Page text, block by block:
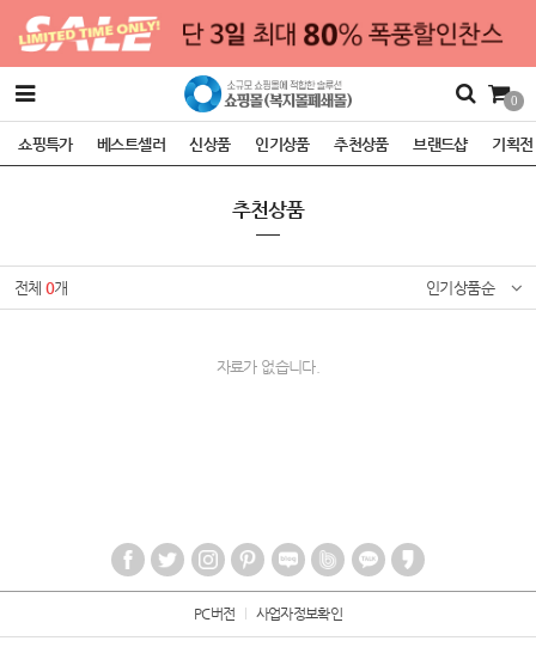
0
쇼핑특가 베스트셀러 신상품 인기상품 추천상품 브랜드샵 기획전
추천상품
전체0개 인기상품순
자료가 없습니다.
PC버전 사업자정보확인